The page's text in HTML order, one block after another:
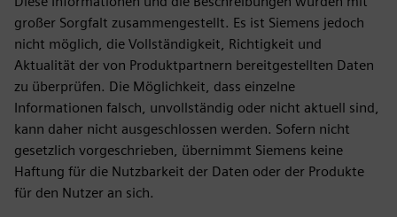
großer Sorgfalt zusammengestellt. Es ist Siemens jedoch
nicht möglich, die Vollständigkeit, Richtigkeit und
Aktualität der von Produktpartnern bereitgestellten Daten
zu überprüfen. Die Möglichkeit, dass einzelne
Informationen falsch, unvollständig oder nicht aktuell sind,
kann daher nicht ausgeschlossen werden. Sofern nicht
gesetzlich vorgeschrieben, übernimmt Siemens keine
Haftung für die Nutzbarkeit der Daten oder der Produkte
für den Nutzer an sich.